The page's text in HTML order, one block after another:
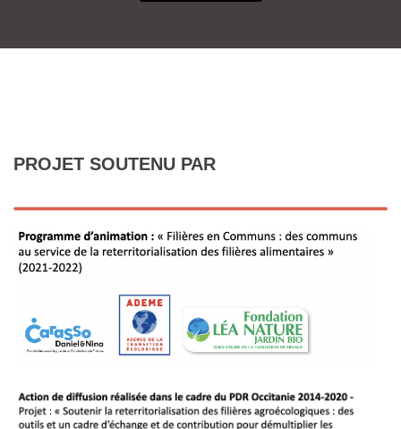
PROJET SOUTENU PAR